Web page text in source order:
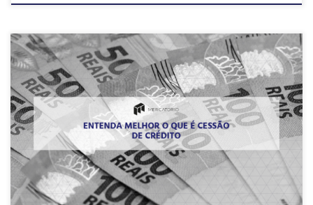
Seguindo com os nossos artigos para entendimento de termos
técnicos presentes no universo dos Precatórios, explicaremos de uma
maneira simples o que é cessão de crédito e para que ela serve. O que
é cessão de crédito? A cessão de crédito é o negócio jurídico onde o
credor de uma […]